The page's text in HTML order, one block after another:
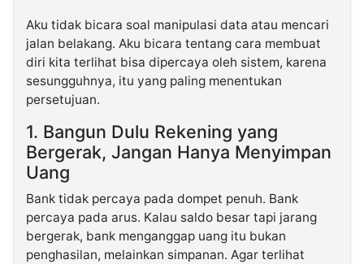
Aku tidak bicara soal manipulasi data atau mencari
jalan belakang. Aku bicara tentang cara membuat
diri kita terlihat bisa dipercaya oleh sistem, karena
sesungguhnya, itu yang paling menentukan
persetujuan.
1. Bangun Dulu Rekening yang
Bergerak, Jangan Hanya Menyimpan
Uang
Bank tidak percaya pada dompet penuh. Bank
percaya pada arus. Kalau saldo besar tapi jarang
bergerak, bank menganggap uang itu bukan
penghasilan, melainkan simpanan. Agar terlihat